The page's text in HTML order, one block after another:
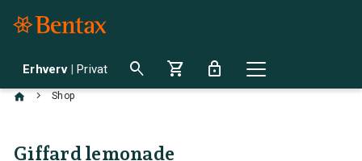
Erhverv | Privat search shopping_cart lock
chevron_right Shop
Giffard lemonade